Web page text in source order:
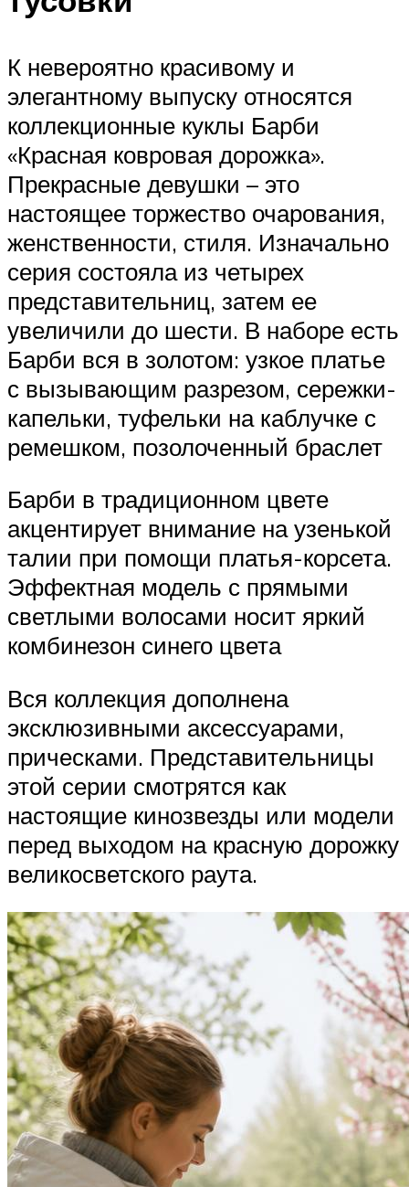
К невероятно красивому и
элегантному выпуску относятся
коллекционные куклы Барби
«Красная ковровая дорожка».
Прекрасные девушки – это
настоящее торжество очарования,
женственности, стиля. Изначально
серия состояла из четырех
представительниц, затем ее
увеличили до шести. В наборе есть
Барби вся в золотом: узкое платье
с вызывающим разрезом, сережки-
капельки, туфельки на каблучке с
ремешком, позолоченный браслет
Барби в традиционном цвете
акцентирует внимание на узенькой
талии при помощи платья-корсета.
Эффектная модель с прямыми
светлыми волосами носит яркий
комбинезон синего цвета
Вся коллекция дополнена
эксклюзивными аксессуарами,
прическами. Представительницы
этой серии смотрятся как
настоящие кинозвезды или модели
перед выходом на красную дорожку
великосветского раута.